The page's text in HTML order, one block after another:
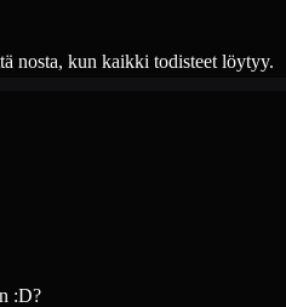
nosta, kun kaikki todisteet löytyy.
:D?